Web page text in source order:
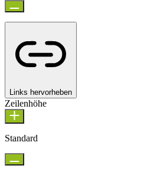
Links hervorheben
Zeilenhöhe
Standard